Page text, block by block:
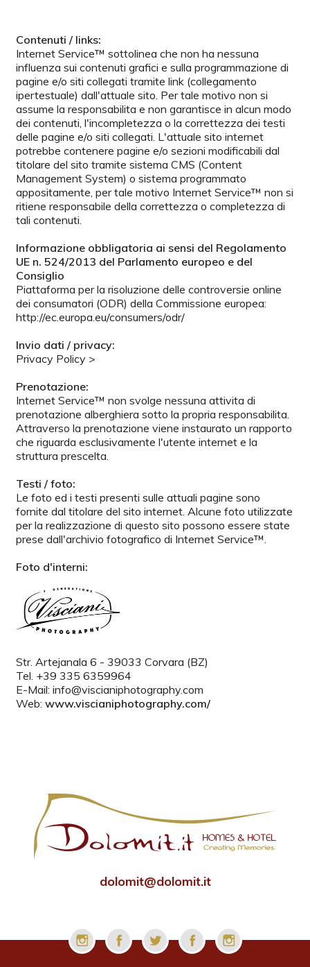
Contenuti / links:
Internet Service™ sottolinea che non ha nessuna
influenza sui contenuti grafici e sulla programmazione di
pagine e/o siti collegati tramite link (collegamento
ipertestuale) dall'attuale sito. Per tale motivo non si
assume la responsabilita e non garantisce in alcun modo
dei contenuti, l'incompletezza o la correttezza dei testi
delle pagine e/o siti collegati. L'attuale sito internet
potrebbe contenere pagine e/o sezioni modificabili dal
titolare del sito tramite sistema CMS (Content
Management System) o sistema programmato
appositamente, per tale motivo Internet Service™ non si
ritiene responsabile della correttezza o completezza di
tali contenuti.
Informazione obbligatoria ai sensi del Regolamento
UE n. 524/2013 del Parlamento europeo e del
Consiglio
Piattaforma per la risoluzione delle controversie online
dei consumatori (ODR) della Commissione europea:
http://ec.europa.eu/consumers/odr/
Invio dati / privacy:
Privacy Policy >
Prenotazione:
Internet Service™ non svolge nessuna attivita di
prenotazione alberghiera sotto la propria responsabilita.
Attraverso la prenotazione viene instaurato un rapporto
che riguarda esclusivamente l'utente internet e la
struttura prescelta.
Testi / foto:
Le foto ed i testi presenti sulle attuali pagine sono
fornite dal titolare del sito internet. Alcune foto utilizzate
per la realizzazione di questo sito possono essere state
prese dall'archivio fotografico di Internet Service™.
Foto d'interni:
Str. Artejanala 6 - 39033 Corvara (BZ)
Tel. +39 335 6359964
E-Mail: info@viscianiphotography.com
Web: www.viscianiphotography.com/
dolomit@dolomit.it